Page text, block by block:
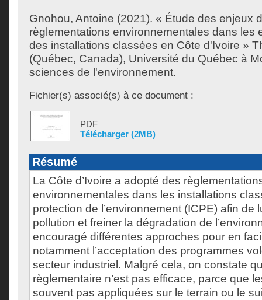
Gnohou, Antoine (2021). « Étude des enjeux
règlementations environnementales dans les
des installations classées en Côte d'Ivoire »
(Québec, Canada), Université du Québec à
sciences de l'environnement.
Fichier(s) associé(s) à ce document :
PDF
Télécharger (2MB)
Résumé
La Côte d’Ivoire a adopté des
environnementales dans les installations
protection de l’environnement (ICPE) afin de
pollution et freiner la dégradation de
encouragé différentes approches pour en
notamment l’acceptation des programmes
secteur industriel. Malgré cela, on constate
règlementaire n’est pas efficace, parce que
souvent pas appliquées sur le terrain ou le